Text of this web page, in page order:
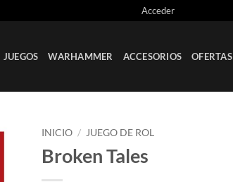
Acceder
JUEGOS WARHAMMER ACCESORIOS OFERTAS
INICIO / JUEGO DE ROL
Broken Tales